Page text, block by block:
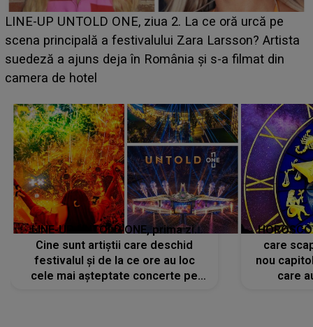
Ce a dezvăluit noua concurentă din "Casa Iubirii" l-a
luat prin surprindere pe Emanuel. CINE ESTE
BĂIATUL VIZAT de Alexandra?! Aflându-se în fața
faptului împlinit, A RECUNOSCUT IMEDIAT: "Am
LINE-UP UNTOLD ONE, prima zi.
Cine sunt artiștii care deschid
festivalul și de la ce ore au loc
cele mai așteptate concerte pe
care
nou
care